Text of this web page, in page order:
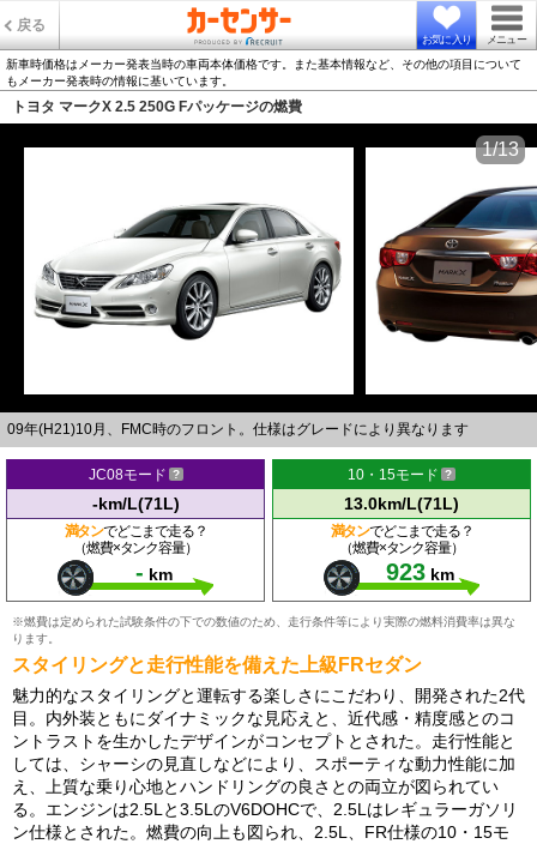
戻る
お気に入り メニュー
新車時価格はメーカー発表当時の車両本体価格です。また基本情報など、その他の項目について
もメーカー発表時の情報に基いています。
トヨタ マークX 2.5 250G Fパッケージの燃費
09年(H21)10月、FMC時のフロント。仕様はグレードにより異なります
1/13
JC08モード
-km/L(71L)
満タンでどこまで走る？
（燃費×タンク容量）
- km
10・15モード
13.0km/L(71L)
満タンでどこまで走る？
（燃費×タンク容量）
923 km
※燃費は定められた試験条件の下での数値のため、走行条件等により実際の燃料消費率は異な
ります。
スタイリングと走行性能を備えた上級FRセダン
魅力的なスタイリングと運転する楽しさにこだわり、開発された2代
目。内外装ともにダイナミックな見応えと、近代感・精度感とのコ
ントラストを生かしたデザインがコンセプトとされた。走行性能と
しては、シャーシの見直しなどにより、スポーティな動力性能に加
え、上質な乗り心地とハンドリングの良さとの両立が図られてい
る。エンジンは2.5Lと3.5LのV6DOHCで、2.5Lはレギュラーガソリ
ン仕様とされた。燃費の向上も図られ、2.5L、FR仕様の10・15モ